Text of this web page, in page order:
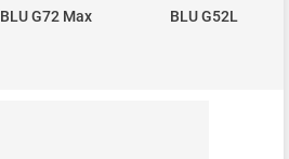
BLU G72 Max BLU G52L